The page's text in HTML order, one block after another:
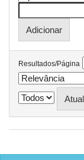
Resultados/Página